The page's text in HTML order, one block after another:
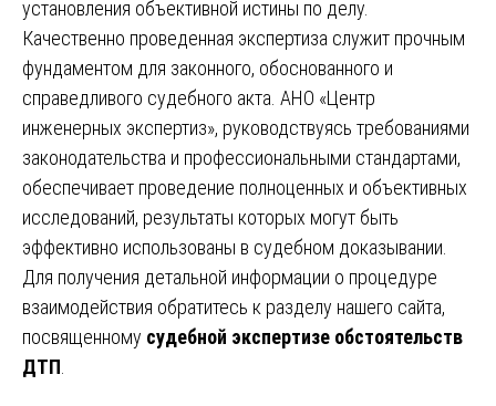
установления объективной истины по делу.
Качественно проведенная экспертиза служит прочным
фундаментом для законного, обоснованного и
справедливого судебного акта. АНО «Центр
инженерных экспертиз», руководствуясь требованиями
законодательства и профессиональными стандартами,
обеспечивает проведение полноценных и объективных
исследований, результаты которых могут быть
эффективно использованы в судебном доказывании.
Для получения детальной информации о процедуре
взаимодействия обратитесь к разделу нашего сайта,
посвященному судебной экспертизе обстоятельств
ДТП